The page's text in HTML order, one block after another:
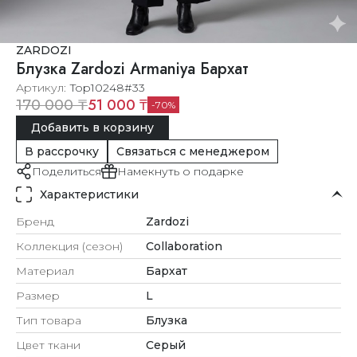
ZARDOZI
Блузка Zardozi Armaniya Бархат
Артикул Top10248#33
170 000 ₸51 000 ₸ 70
Добавить в корзину
В рассрочку
Связаться с менеджером
Поделиться
Намекнуть о подарке
Характеристики
Бренд
Zardozi
Коллекция (сезон)
Collaboration
Материал
Бархат
Размер
L
Тип товара
Блузка
Цвет ткани
Серый